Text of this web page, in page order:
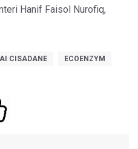
Hanif Faisol Nurofiq,
CISADANE ECOENZYM